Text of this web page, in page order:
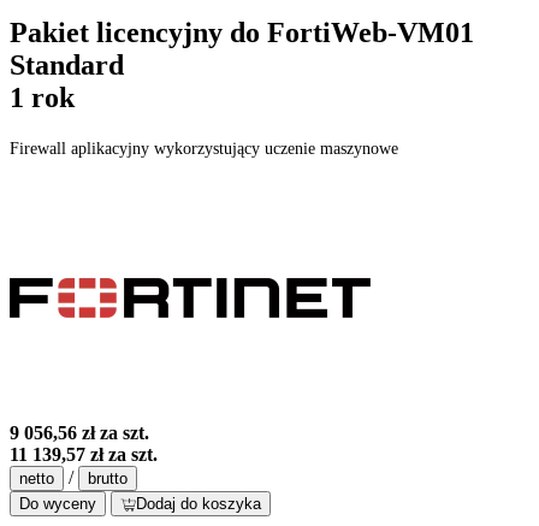
Pakiet licencyjny do FortiWeb-VM01
Standard
1 rok
Firewall aplikacyjny wykorzystujący uczenie maszynowe
9 056,56 złza szt.
11 139,57 złza szt.
netto /
brutto
Do wyceny
Dodaj do koszyka